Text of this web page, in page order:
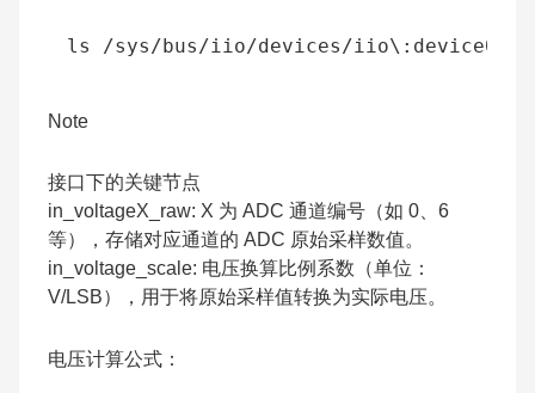
ls /sys/bus/iio/devices/iio\:
Note
接口下的关键节点
in_voltageX_raw: X 为 ADC 通道编号（如 0、6
等），存储对应通道的 ADC 原始采样数值。
in_voltage_scale: 电压换算比例系数（单位：
V/LSB），用于将原始采样值转换为实际电压。
电压计算公式：